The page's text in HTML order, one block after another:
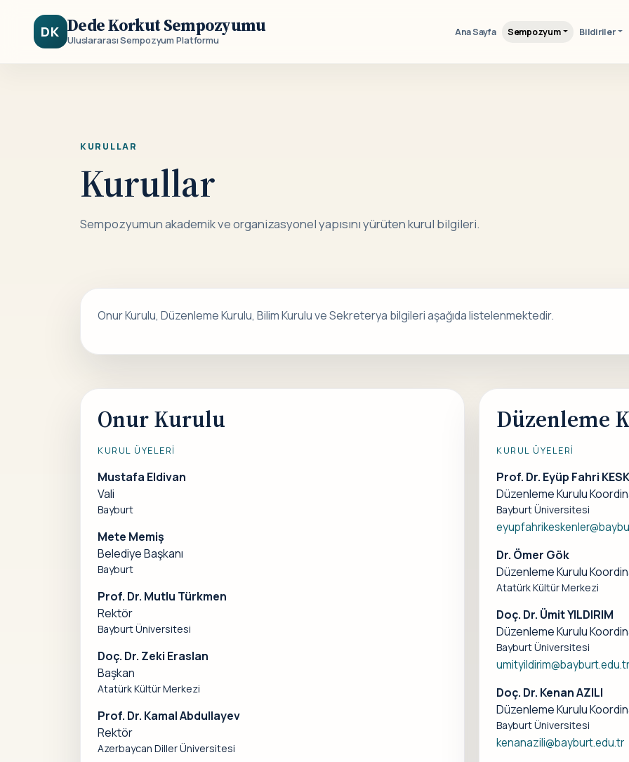
DK Dede Korkut Sempozyumu
Uluslararası Sempozyum Platformu
Ana Sayfa Sempozyum Bildiriler
KURULLAR
Kurullar
Sempozyumun akademik ve organizasyonel yapısını yürüten kurul bilgileri.
Onur Kurulu, Düzenleme Kurulu, Bilim Kurulu ve Sekreterya bilgileri aşağıda listelenmektedir.
Onur Kurulu
KURUL ÜYELERI
Mustafa Eldivan
Vali
Bayburt
Mete Memiş
Belediye Başkanı
Bayburt
Prof. Dr. Mutlu Türkmen
Rektör
Bayburt Üniversitesi
Doç. Dr. Zeki Eraslan
Başkan
Atatürk Kültür Merkezi
Prof. Dr. Kamal Abdullayev
Rektör
Azerbaycan Diller Üniversitesi
Düzenleme
KURUL ÜYELERI
Prof. Dr. Eyüp Fahri
Düzenleme Kurulu
Bayburt Üniversitesi
Dr. Ömer Gök
Düzenleme Kurulu
Atatürk Kültür Merkezi
Doç. Dr. Ümit YILDIRIM
Düzenleme Kurulu
Bayburt Üniversitesi
umityildirim@bayburt.edu.tr
Doç. Dr. Kenan AZILI
Düzenleme Kurulu
Bayburt Üniversitesi
kenanazili@bayburt.edu.tr